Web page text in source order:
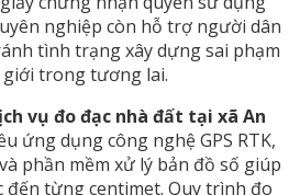
nghiệp còn hỗ trợ người dân
tình trạng xây dựng sai phạm
trong tương lai.
vụ đo đạc nhà đất tại xã An
ứng dụng công nghệ GPS RTK,
phần mềm xử lý bản đồ số giúp
đến từng centimet. Quy trình đo